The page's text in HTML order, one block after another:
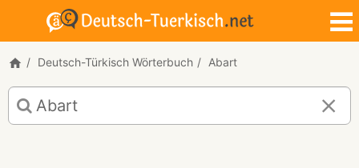
Deutsch-Türkisch Wörterbuch Abart
Deutsch-
Türkisch
Übersetzung